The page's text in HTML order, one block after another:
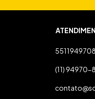
(11) 94970-